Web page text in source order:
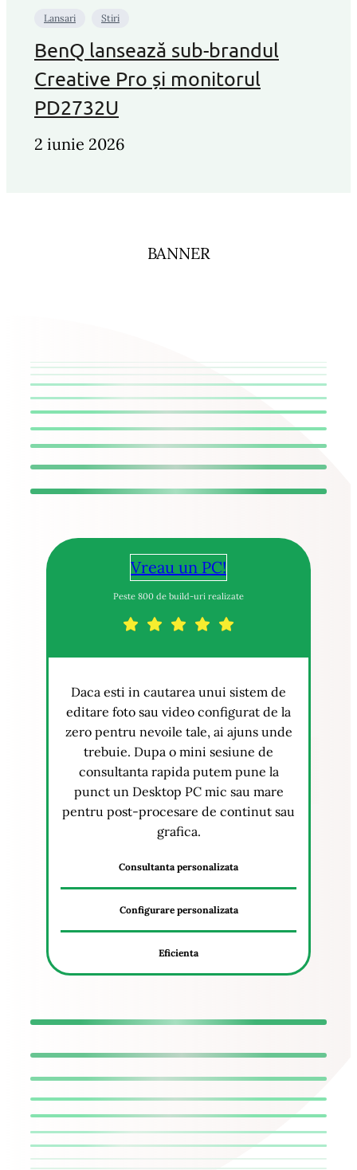
Lansari Stiri
BenQ lansează sub-brandul
Creative Pro și monitorul
PD2732U
2 iunie 2026
BANNER
Vreau un PC!
Peste 800 de build-uri realizate
Daca esti in cautarea unui sistem de
editare foto sau video configurat de la
zero pentru nevoile tale, ai ajuns unde
trebuie. Dupa o mini sesiune de
consultanta rapida putem pune la
punct un Desktop PC mic sau mare
pentru post-procesare de continut sau
grafica.
Consultanta personalizata
Configurare personalizata
Eficienta